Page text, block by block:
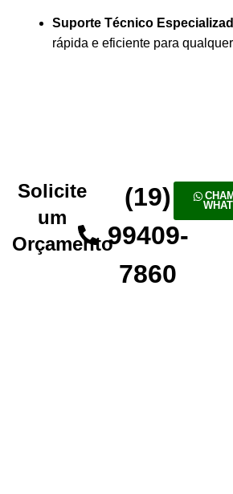
Suporte Técnico
rápida e eficiente para
Solicite
um
Orçamento
(19)
99409-
7860